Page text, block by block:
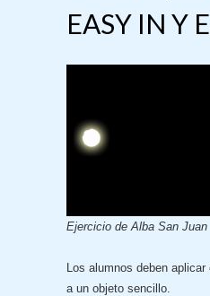
EASY IN Y
Ejercicio de Alba San Juan
Los alumnos deben
a un objeto sencillo.